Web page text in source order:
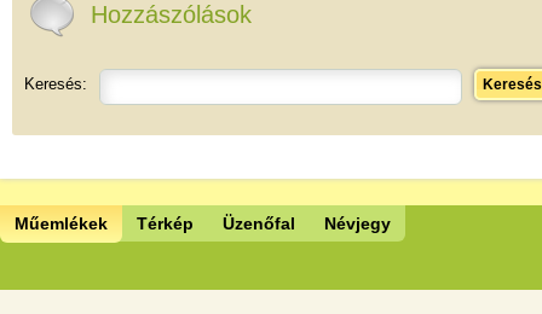
Hozzászólások
Keresés: Keresés
Műemlékek Térkép Üzenőfal Névjegy